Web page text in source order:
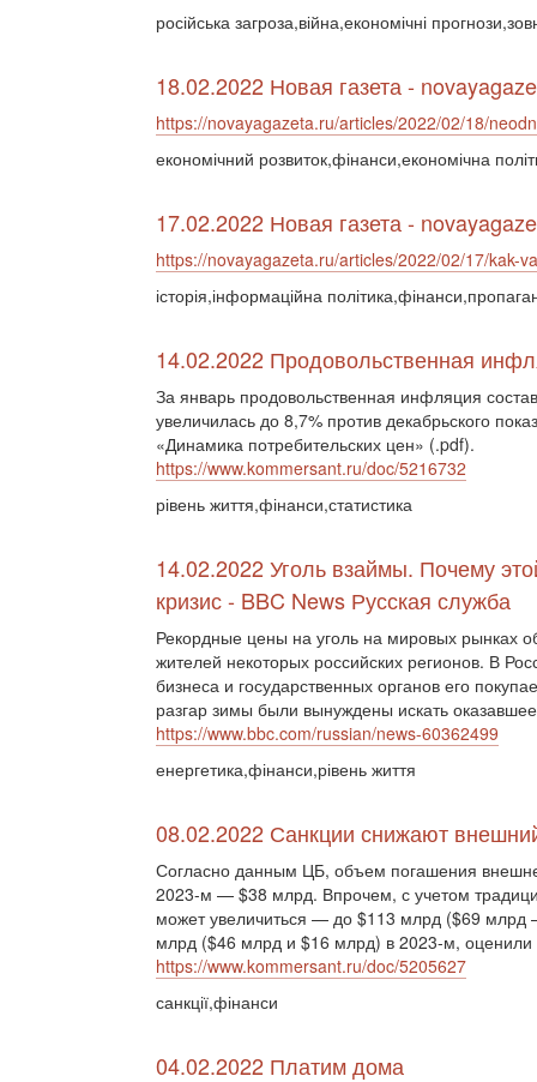
російська загроза,війна,економічні
18.02.2022 Новая газета -
https://novayagazeta.ru/articles/2022/02/18/
економічний розвиток,фінанси,економічна
17.02.2022 Новая газета -
https://novayagazeta.ru/articles/2022/02/17/kak-
історія,інформаційна
14.02.2022 Продовольственная
За январь продовольственная инфляция
увеличилась до 8,7% против декабрьского
«Динамика потребительских цен» (.pdf).
https://www.kommersant.ru/doc/5216732
рівень життя,фінанси,статистика
14.02.2022 Уголь взаймы. Почему
кризис - BBC News Русская служба
Рекордные цены на уголь на мировых рынках
жителей некоторых российских регионов. В
бизнеса и государственных органов его
разгар зимы были вынуждены искать
https://www.bbc.com/russian/news-60362499
енергетика,фінанси,рівень життя
08.02.2022 Санкции снижают
Согласно данным ЦБ, объем погашения
2023-м — $38 млрд. Впрочем, с учетом
может увеличиться — до $113 млрд ($69
млрд ($46 млрд и $16 млрд) в 2023-м,
https://www.kommersant.ru/doc/5205627
санкції,фінанси
04.02.2022 Платим дома